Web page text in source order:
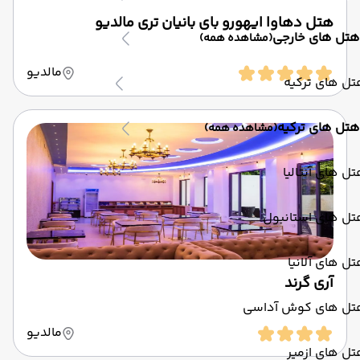
هتل های خارجی(مشاهده همه)
های ترکیه
هتل های ترکیه(مشاهده همه)
های آنتالیا
های استانبول
های آلانیا
های کوش آداسی
های ازمیر
هتل دهاوا ایهورو بای بانیان تری مالدیو
مالدیو
آری گرند
مالدیو